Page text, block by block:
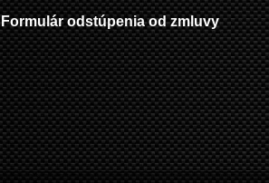
Formulár odstúpenia od zmluvy